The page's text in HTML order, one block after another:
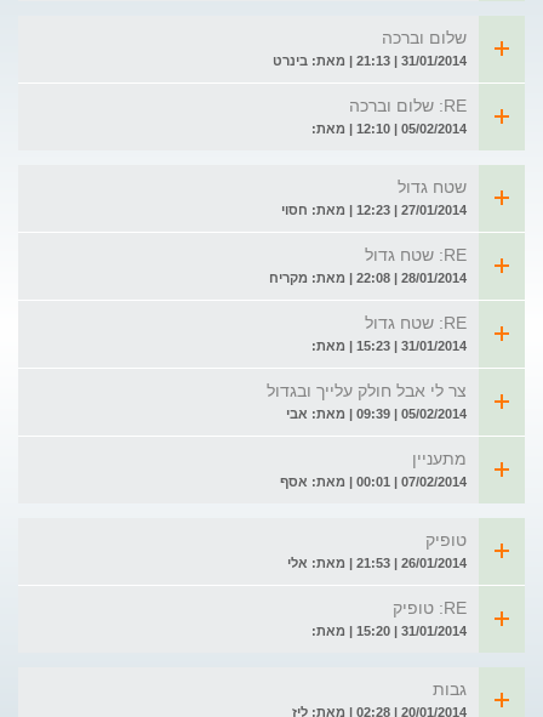
שלום וברכה
31/01/2014 | 21:13 | מאת: בינרט
RE: שלום וברכה
05/02/2014 | 12:10 | מאת:
שטח גדול
27/01/2014 | 12:23 | מאת: חסוי
RE: שטח גדול
28/01/2014 | 22:08 | מאת: מקריח
RE: שטח גדול
31/01/2014 | 15:23 | מאת:
צר לי אבל חולק עלייך ובגדול
05/02/2014 | 09:39 | מאת: אבי
מתעניין
07/02/2014 | 00:01 | מאת: אסף
טופיק
26/01/2014 | 21:53 | מאת: אלי
RE: טופיק
31/01/2014 | 15:20 | מאת:
גבות
20/01/2014 | 02:28 | מאת: ליז